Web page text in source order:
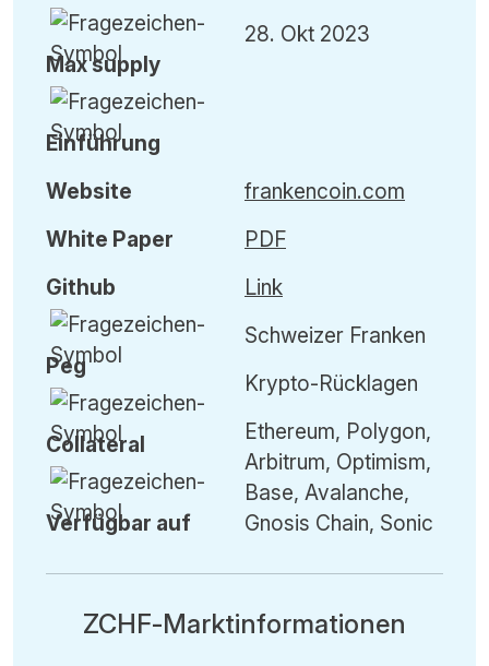
Maxsupply
Einführung
28. Okt 2023
Website
White Paper
Github
Peg
Collateral
Verfügbar auf
frankencoin.com
PDF
Link
Schweizer Franken
Krypto-Rücklagen
Ethereum, Polygon,
Arbitrum, Optimism,
Base, Avalanche,
Gnosis Chain, Sonic
ZCHF-Marktinformationen